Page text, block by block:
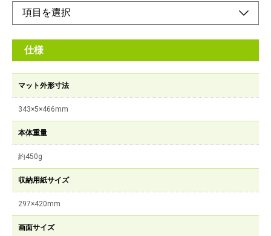
仕様
マット外形寸法
343×5×466mm
本体重量
約450g
収納用紙サイズ
297×420mm
画面サイズ